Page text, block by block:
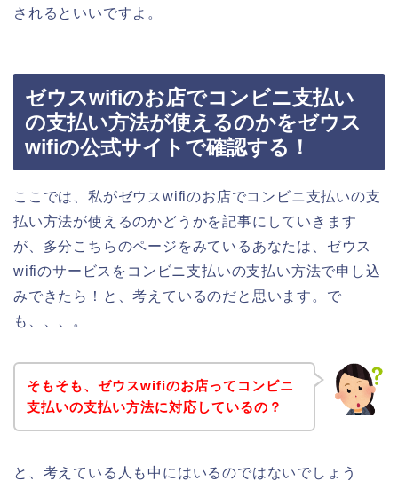
されるといいですよ。
ゼウスwifiのお店でコンビニ支払い
の支払い方法が使えるのかをゼウス
wifiの公式サイトで確認する！
ここでは、私がゼウスwifiのお店でコンビニ支払いの支
払い方法が使えるのかどうかを記事にしていきます
が、多分こちらのページをみているあなたは、ゼウス
wifiのサービスをコンビニ支払いの支払い方法で申し込
みできたら！と、考えているのだと思います。で
も、、、。
そもそも、ゼウスwifiのお店ってコンビニ
支払いの支払い方法に対応しているの？
と、考えている人も中にはいるのではないでしょう